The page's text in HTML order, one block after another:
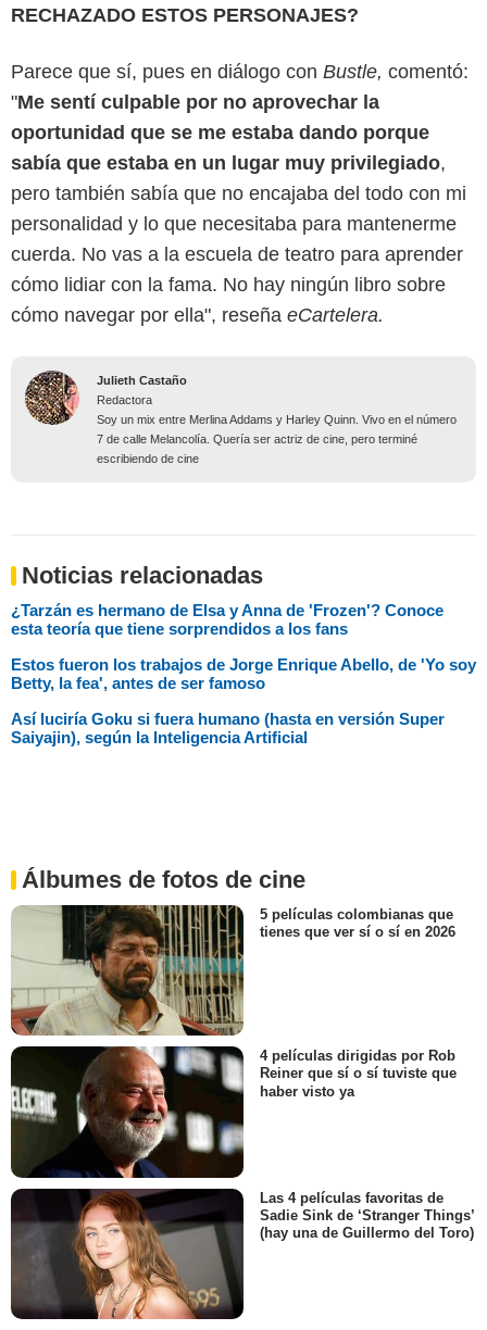
RECHAZADO ESTOS PERSONAJES?
Parece que sí, pues en diálogo con Bustle, comentó:
"Me sentí culpable por no aprovechar la
oportunidad que se me estaba dando porque
sabía que estaba en un lugar muy privilegiado,
pero también sabía que no encajaba del todo con mi
personalidad y lo que necesitaba para mantenerme
cuerda. No vas a la escuela de teatro para aprender
cómo lidiar con la fama. No hay ningún libro sobre
cómo navegar por ella", reseña eCartelera.
Julieth Castaño
Redactora
Soy un mix entre Merlina Addams y Harley Quinn. Vivo en el número
7 de calle Melancolía. Quería ser actriz de cine, pero terminé
escribiendo de cine
Noticias relacionadas
¿Tarzán es hermano de Elsa y Anna de 'Frozen'? Conoce
esta teoría que tiene sorprendidos a los fans
Estos fueron los trabajos de Jorge Enrique Abello, de 'Yo soy
Betty, la fea', antes de ser famoso
Así luciría Goku si fuera humano (hasta en versión Super
Saiyajin), según la Inteligencia Artificial
Álbumes de fotos de cine
5 películas colombianas que
tienes que ver sí o sí en 2026
4 películas dirigidas por Rob
Reiner que sí o sí tuviste que
haber visto ya
Las 4 películas favoritas de
Sadie Sink de ‘Stranger Things’
(hay una de Guillermo del Toro)